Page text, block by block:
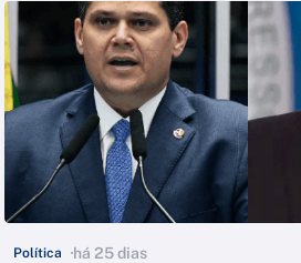
Política há 25 dias